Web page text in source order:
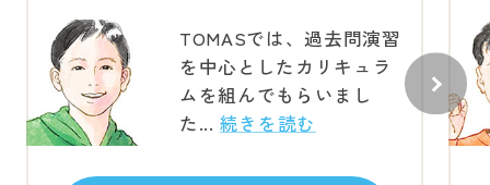
TOMASでは、過去問演習
を中心としたカリキュラ
ムを組んでもらいまし
た... 続きを読む